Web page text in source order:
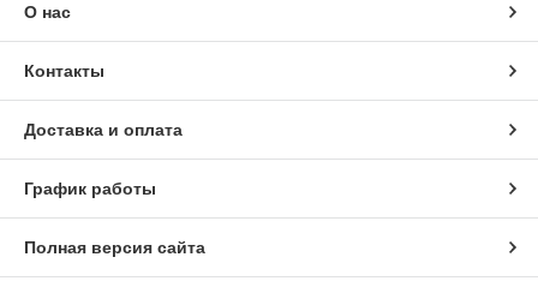
О нас
Контакты
Доставка и оплата
График работы
Полная версия сайта